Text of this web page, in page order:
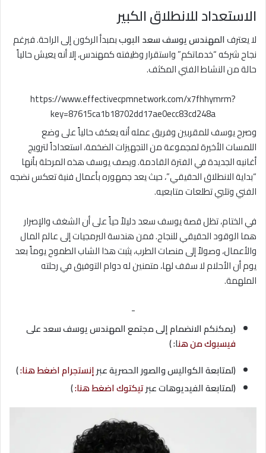
الاستعداد للانطلاق الكبير
لا يعترفالمهندس يوسف سعد البوببمبدأ الركون إلى الراحة. فبرغم
نجاح شركه “خدماتكم” واستقرار وظيفته كمهندس، إلا أنه يعيش حالياً
حالة من النشاط الفني المكثف.
https://www.effectivecpmnetwork.com/x7fhhymrm?
key=87615ca1b18702dd17ae0ecc83cd248a
وصرح يوسف للمقربين وفريق عمله أنه يعكف حالياً على وضع
اللمسات الأخيرة لمجموعة من التجهيزات الضخمة، استعداداً لترويج
أغانيه الجديدة في الفترة القادمة. ويصف يوسف هذه المرحلة بأنها
“بداية الانطلاق الحقيقي”، حيث يعد جمهوره بأعمال فنية تعكس نضجه
الفني وتلبي تطلعات متابعيه.
في الختام، تظل قصة يوسف سعد دليلاً حياً على أن الشغف والإصرار
هما الوقود الحقيقي للنجاح. فمن هندسة البرمجيات إلى عالم المال
والأعمال، وصولاً إلى منصات الطرب، يثبت هذا الشاب الطموح يوماً بعد
يوم أن الأحلام لا سقف لها، متمنين له دوام التوفيق في رحلته
الملهمة.
-
(يمكنكم الانضمام إلى مجتمع المهندس يوسف سعد على
فيسبوك من هنا: )
(لمتابعة الكواليس والصور الحصرية عبرإنستجرام اضغط هنا:)
(لمتابعة الفيديوهات عبرتيكتوك اضغط هنا:)